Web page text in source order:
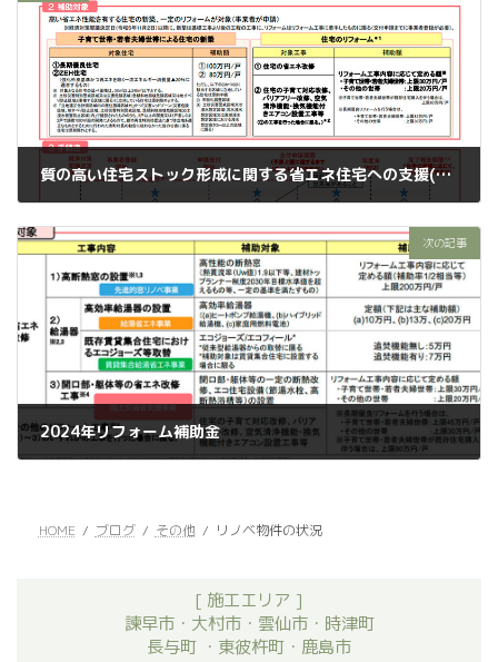
質の高い住宅ストック形成に関する省エネ住宅への支援(仮称)
次の記事
2024年リフォーム補助金
HOME ブログ その他 リノベ物件の状況
[ 施工エリア ]
諫早市・大村市・雲仙市・時津町
長与町 ・東彼杵町・鹿島市